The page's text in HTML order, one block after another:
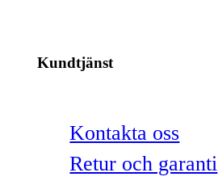
Kundtjänst
Kontakta oss
Retur och garanti